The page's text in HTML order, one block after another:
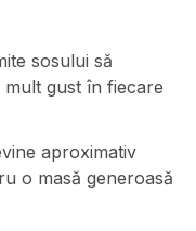
sosului să
gust în fiecare
aproximativ
o masă generoasă